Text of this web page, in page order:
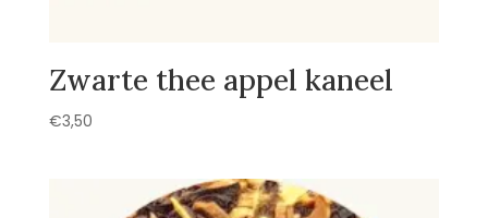
Zwarte thee appel kaneel
€3,50